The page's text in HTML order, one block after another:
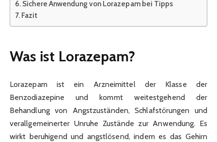
Sichere Anwendung von Lorazepam bei Tipps
Fazit
Was ist Lorazepam?
Lorazepam ist ein Arzneimittel der Klasse der
Benzodiazepine und kommt weitestgehend der
Behandlung von Angstzuständen, Schlafstörungen und
verallgemeinerter Unruhe Zustände zur Anwendung. Es
wirkt beruhigend und angstlösend, indem es das Gehirn